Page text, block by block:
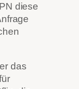
diese
das